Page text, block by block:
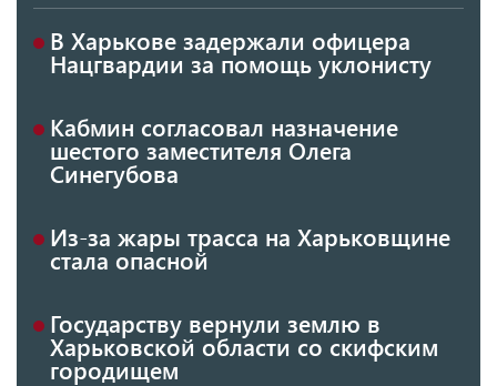
В Харькове задержали офицера
Нацгвардии за помощь уклонисту
Кабмин согласовал назначение
шестого заместителя Олега
Синегубова
Из-за жары трасса на Харьковщине
стала опасной
Государству вернули землю в
Харьковской области со скифским
городищем